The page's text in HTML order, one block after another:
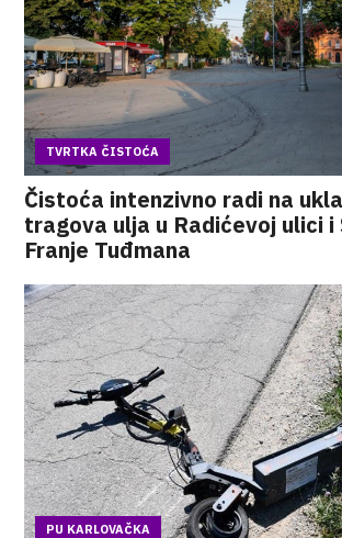
TVRTKA ČISTOĆA
Čistoća intenzivno radi na
tragova ulja u Radićevoj ulici i
Franje Tuđmana
PU KARLOVAČKA